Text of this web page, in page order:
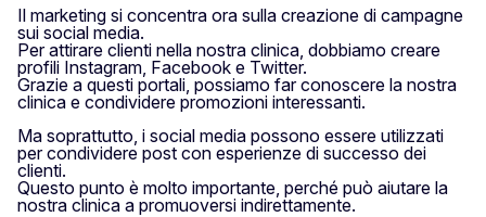
Il marketing si concentra ora sulla creazione di campagne
sui social media.
Per attirare clienti nella nostra clinica, dobbiamo creare
profili Instagram, Facebook e Twitter.
Grazie a questi portali, possiamo far conoscere la nostra
clinica e condividere promozioni interessanti.
Ma soprattutto, i social media possono essere utilizzati
per condividere post con esperienze di successo dei
clienti.
Questo punto è molto importante, perché può aiutare la
nostra clinica a promuoversi indirettamente.